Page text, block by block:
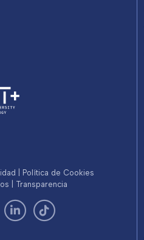
Política de Cookies
Transparencia